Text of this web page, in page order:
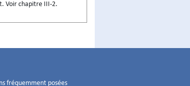
Voir chapitre III-2.
fréquemment posées